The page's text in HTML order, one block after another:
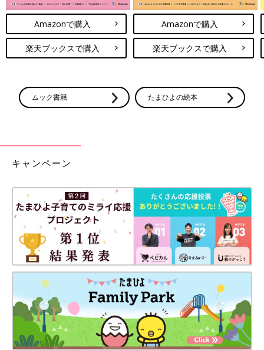
Amazonで購入
楽天ブックスで購入
Amazonで購入
楽天ブックスで購入
ムック書籍 たまひよの絵本
キャンペーン